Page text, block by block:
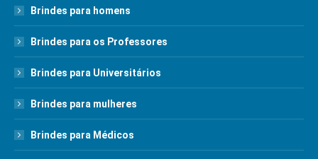
Brindes para homens
Brindes para os Professores
Brindes para Universitários
Brindes para mulheres
Brindes para Médicos